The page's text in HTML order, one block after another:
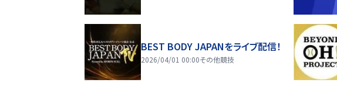
BEST BODY JAPANをライブ配信！
2026/04/01 00:00その他競技